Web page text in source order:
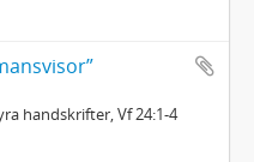
handskrifter, Vf 24:1-4